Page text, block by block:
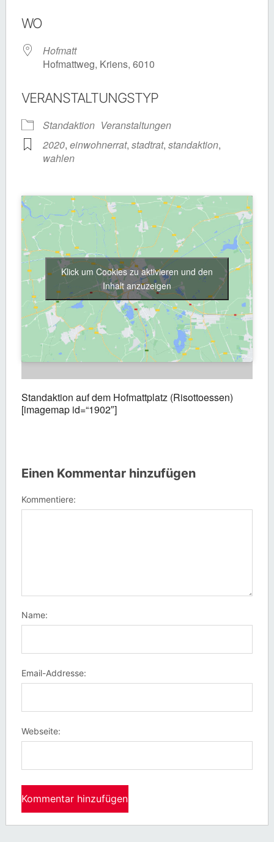
WO
Hofmatt
Hofmattweg, Kriens, 6010
VERANSTALTUNGSTYP
Standaktion Veranstaltungen
2020, einwohnerrat, stadtrat, standaktion,
wahlen
Klick um Cookies zu aktivieren und den
Inhalt anzuzeigen
Standaktion auf dem Hofmattplatz (Risottoessen)
[imagemap id=“1902″]
Einen Kommentar hinzufügen
Kommentiere:
Name:
Email-Addresse:
Webseite: